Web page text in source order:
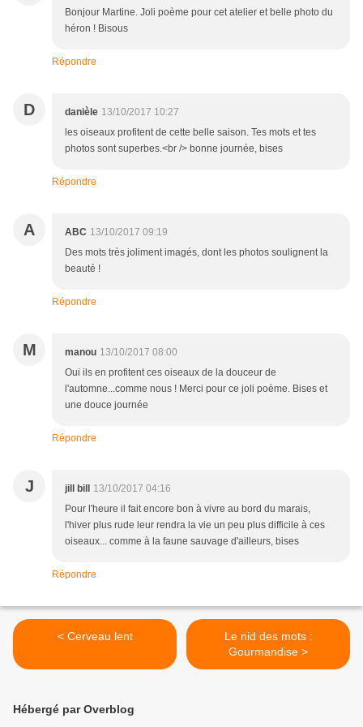
Bonjour Martine. Joli poème pour cet atelier et belle photo du
héron ! Bisous
Répondre
D danièle 13/10/2017 10:27
les oiseaux profitent de cette belle saison. Tes mots et tes
photos sont superbes.<br /> bonne journée, bises
Répondre
A ABC 13/10/2017 09:19
Des mots très joliment imagés, dont les photos soulignent la
beauté !
Répondre
M manou 13/10/2017 08:00
Oui ils en profitent ces oiseaux de la douceur de
l'automne...comme nous ! Merci pour ce joli poème. Bises et
une douce journée
Répondre
J jill bill
13/10/2017 04:16
Pour l'heure il fait encore bon à vivre au bord du marais,
l'hiver plus rude leur rendra la vie un peu plus difficile à ces
oiseaux... comme à la faune sauvage d'ailleurs, bises
Répondre
< Cerveau lent
Le nid des mots :
Gourmandise >
Hébergé par Overblog